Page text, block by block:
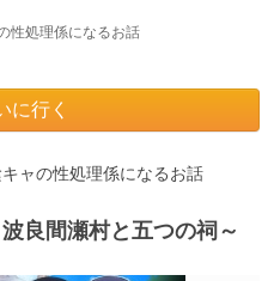
性処理係になるお話
に行く
ャの性処理係になるお話
良間瀬村と五つの祠～